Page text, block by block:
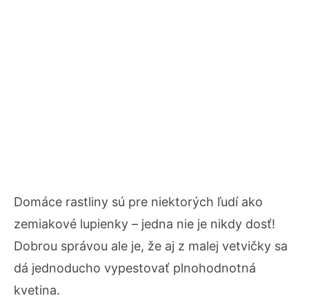
Domáce rastliny sú pre niektorých ľudí ako
zemiakové lupienky – jedna nie je nikdy dosť!
Dobrou správou ale je, že aj z malej vetvičky sa
dá jednoducho vypestovať plnohodnotná
kvetina.